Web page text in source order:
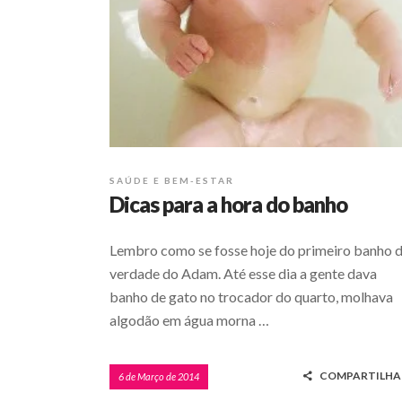
SAÚDE E BEM-ESTAR
Dicas para a hora do banho
Lembro como se fosse hoje do primeiro banho
verdade do Adam. Até esse dia a gente dava
banho de gato no trocador do quarto, molhava
algodão em água morna …
6 de Março de 2014